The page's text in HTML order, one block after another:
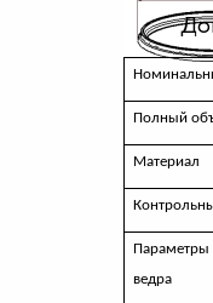
Полный
Материал
Параметры
ведра